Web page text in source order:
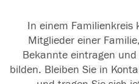
In einem Familienkreis
Mitglieder einer
Bekannte eintragen
bilden. Bleiben Sie in